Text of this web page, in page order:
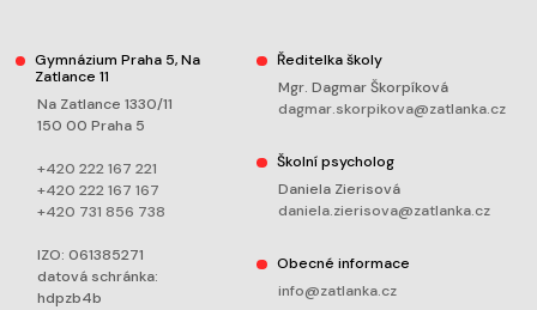
Gymnázium Praha 5, Na
Zatlance 11
Na Zatlance 1330/11
150 00 Praha 5
+420 222 167 221
+420 222 167 167
+420 731 856 738
IZO: 061385271
datová schránka:
hdpzb4b
Ředitelka školy
Mgr. Dagmar Škorpíková
dagmar.skorpikova@zatlanka.cz
Školní psycholog
Daniela Zierisová
daniela.zierisova@zatlanka.cz
Obecné informace
info@zatlanka.cz